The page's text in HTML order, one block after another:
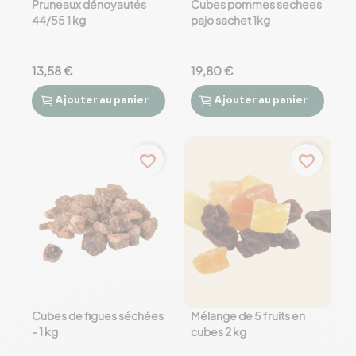
Pruneaux dénoyautés
44/55 1 kg
13,58 €
 
Ajouter au panier
Cubes pommes sechees
pajo sachet 1kg
19,80 €
 
Ajouter au panier
favorite_border
Cubes de figues séchées
- 1 kg
favorite_border
Mélange de 5 fruits en
cubes 2 kg